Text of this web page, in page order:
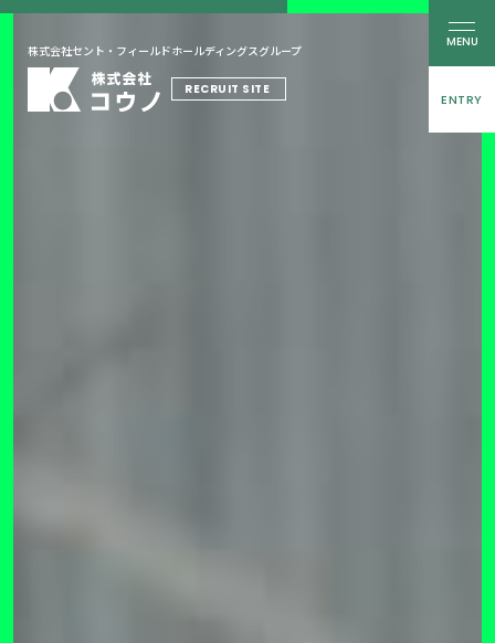
株式会社セント・フィールドホールディングスグループ
RECRUIT SITE
MENU
ENTRY